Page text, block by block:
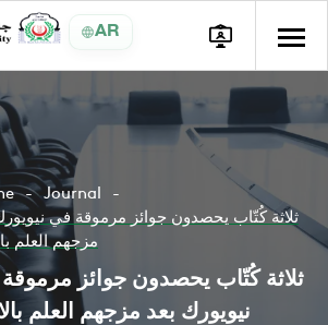
AR
Journal
ثلاثة كُتّاب يحصدون جوائز مرموقة في
مزجهم العلم
ثلاثة كُتّاب يحصدون جوائز
نيويورك بعد مزجهم العلم